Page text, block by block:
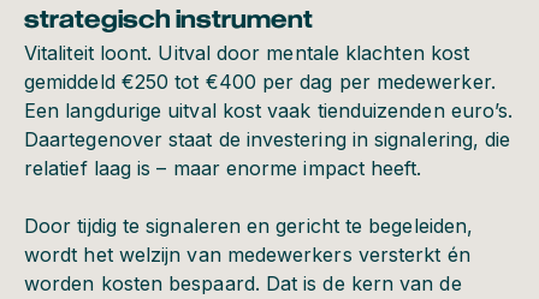
strategisch instrument
Vitaliteit loont. Uitval door mentale klachten kost
gemiddeld €250 tot €400 per dag per medewerker.
Een langdurige uitval kost vaak tienduizenden euro’s.
Daartegenover staat de investering in signalering, die
relatief laag is – maar enorme impact heeft.
Door tijdig te signaleren en gericht te begeleiden,
wordt het welzijn van medewerkers versterkt én
worden kosten bespaard. Dat is de kern van de